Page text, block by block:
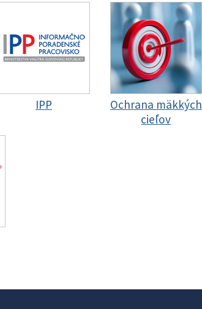
IPP
Ochrana mäkkých
cieľov